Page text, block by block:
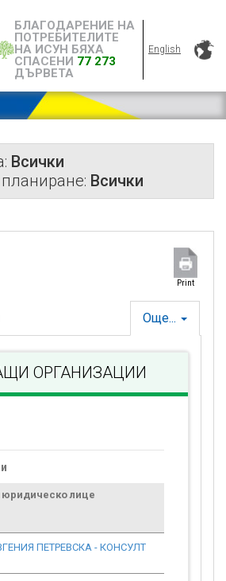
БЛАГОДАРЕНИЕ НА
ПОТРЕБИТЕЛИТЕ
НА ИСУН БЯХА
СПАСЕНИ 77 273
ДЪРВЕТА
English
Всички
Всички
Print
Още...
ОРГАНИЗАЦИИ
юридическо лице
ПЕТРЕВСКА - КОНСУЛТ